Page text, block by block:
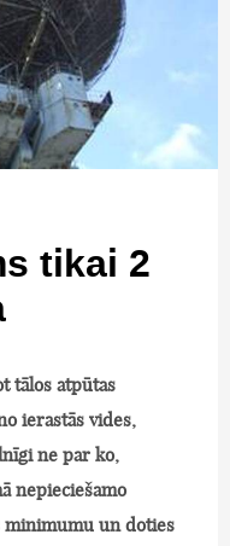
tikai 2
tālos atpūtas
ierastās vides,
ne par ko,
nepieciešamo
minimumu un doties